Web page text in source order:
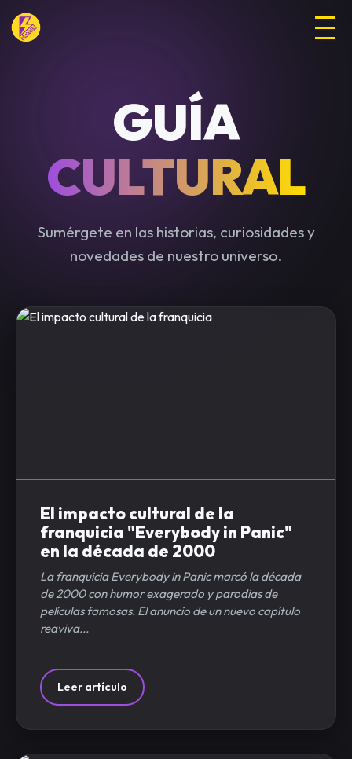
GUÍA
CULTURAL
Sumérgete en las historias, curiosidades y
novedades de nuestro universo.
El impacto cultural de la
franquicia "Everybody in Panic"
en la década de 2000
La franquicia Everybody in Panic marcó la década
de 2000 con humor exagerado y parodias de
películas famosas. El anuncio de un nuevo capítulo
reaviva...
Leer artículo